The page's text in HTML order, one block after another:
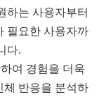
하는 사용자부터
필요한 사용자까
다.
여 경험을 더욱
체 반응을 분석하